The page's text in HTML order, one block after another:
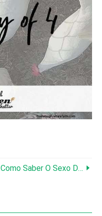
Como Saber O Sexo Dos Pintinhos?